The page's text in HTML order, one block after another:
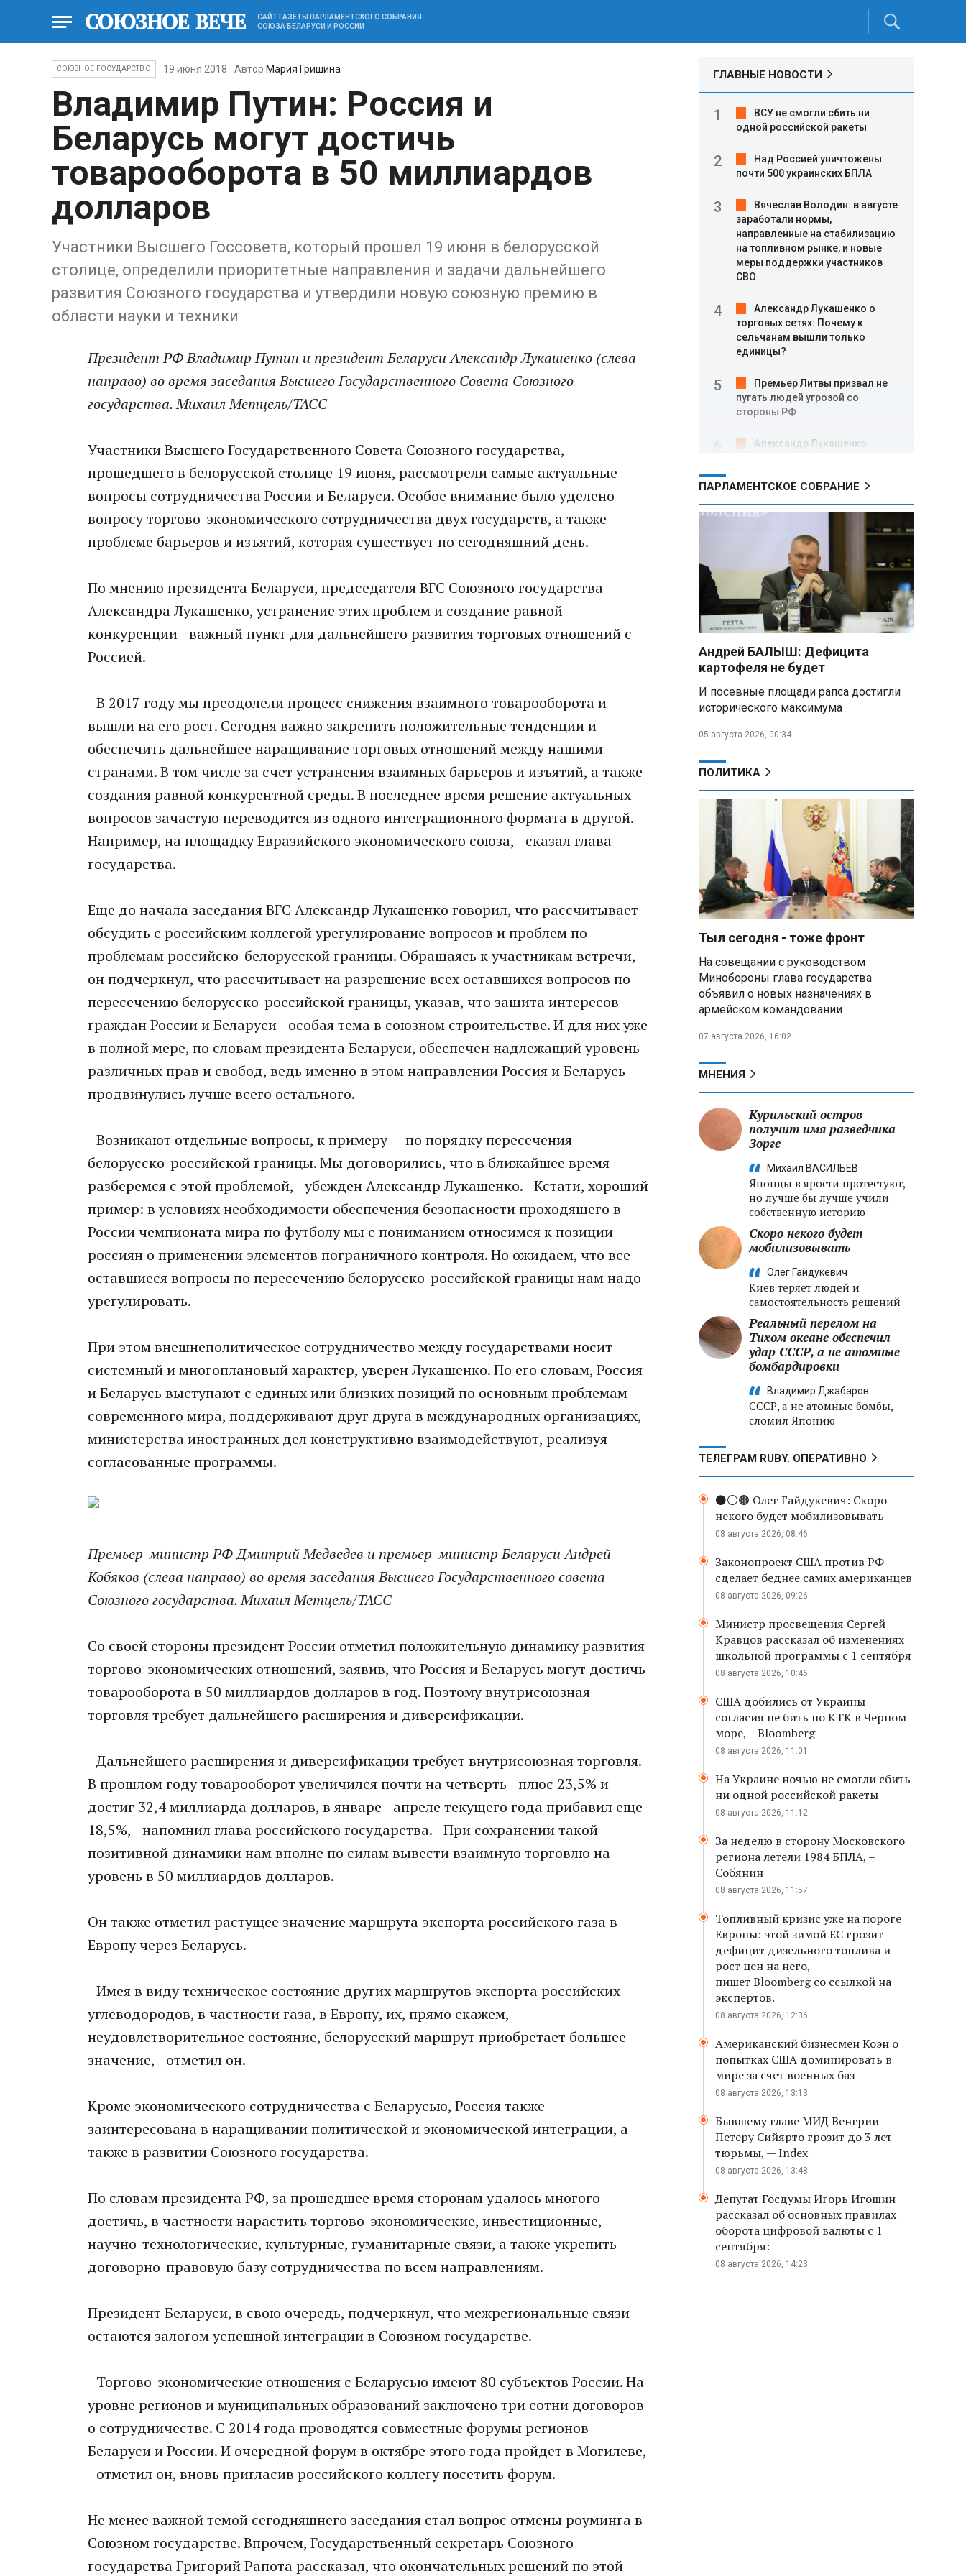
САЙТ ГАЗЕТЫ ПАРЛАМЕНТСКОГО СОБРАНИЯ
СОЮЗА БЕЛАРУСИ И РОССИИ
СОЮЗНОЕ ГОСУДАРСТВО 19 июня 2018 Автор Мария Гришина
Владимир Путин: Россия и
Беларусь могут достичь
товарооборота в 50 миллиардов
долларов
Участники Высшего Госсовета, который прошел 19 июня в белорусской
столице, определили приоритетные направления и задачи дальнейшего
развития Союзного государства и утвердили новую союзную премию в
области науки и техники
Президент РФ Владимир Путин и президент Беларуси Александр Лукашенко (слева
направо) во время заседания Высшего Государственного Совета Союзного
государства. Михаил Метцель/ТАСС
Участники Высшего Государственного Совета Союзного государства,
прошедшего в белорусской столице 19 июня, рассмотрели самые актуальные
вопросы сотрудничества России и Беларуси. Особое внимание было уделено
вопросу торгово-экономического сотрудничества двух государств, а также
проблеме барьеров и изъятий, которая существует по сегодняшний день.
По мнению президента Беларуси, председателя ВГС Союзного государства
Александра Лукашенко, устранение этих проблем и создание равной
конкуренции - важный пункт для дальнейшего развития торговых отношений с
Россией.
- В 2017 году мы преодолели процесс снижения взаимного товарооборота и
вышли на его рост. Сегодня важно закрепить положительные тенденции и
обеспечить дальнейшее наращивание торговых отношений между нашими
странами. В том числе за счет устранения взаимных барьеров и изъятий, а также
создания равной конкурентной среды. В последнее время решение актуальных
вопросов зачастую переводится из одного интеграционного формата в другой.
Например, на площадку Евразийского экономического союза, - сказал глава
государства.
Еще до начала заседания ВГС Александр Лукашенко говорил, что рассчитывает
обсудить с российским коллегой урегулирование вопросов и проблем по
проблемам российско-белорусской границы. Обращаясь к участникам встречи,
он подчеркнул, что рассчитывает на разрешение всех оставшихся вопросов по
пересечению белорусско-российской границы, указав, что защита интересов
граждан России и Беларуси - особая тема в союзном строительстве. И для них уже
в полной мере, по словам президента Беларуси, обеспечен надлежащий уровень
различных прав и свобод, ведь именно в этом направлении Россия и Беларусь
продвинулись лучше всего остального.
- Возникают отдельные вопросы, к примеру — по порядку пересечения
белорусско-российской границы. Мы договорились, что в ближайшее время
разберемся с этой проблемой, - убежден Александр Лукашенко. - Кстати, хороший
пример: в условиях необходимости обеспечения безопасности проходящего в
России чемпионата мира по футболу мы с пониманием относимся к позиции
россиян о применении элементов пограничного контроля. Но ожидаем, что все
оставшиеся вопросы по пересечению белорусско-российской границы нам надо
урегулировать.
При этом внешнеполитическое сотрудничество между государствами носит
системный и многоплановый характер, уверен Лукашенко. По его словам, Россия
и Беларусь выступают с единых или близких позиций по основным проблемам
современного мира, поддерживают друг друга в международных организациях,
министерства иностранных дел конструктивно взаимодействуют, реализуя
согласованные программы.
Премьер-министр РФ Дмитрий Медведев и премьер-министр Беларуси Андрей
Кобяков (слева направо) во время заседания Высшего Государственного совета
Союзного государства. Михаил Метцель/ТАСС
Со своей стороны президент России отметил положительную динамику развития
торгово-экономических отношений, заявив, что Россия и Беларусь могут достичь
товарооборота в 50 миллиардов долларов в год. Поэтому внутрисоюзная
торговля требует дальнейшего расширения и диверсификации.
- Дальнейшего расширения и диверсификации требует внутрисоюзная торговля.
В прошлом году товарооборот увеличился почти на четверть - плюс 23,5% и
достиг 32,4 миллиарда долларов, в январе - апреле текущего года прибавил еще
18,5%, - напомнил глава российского государства. - При сохранении такой
позитивной динамики нам вполне по силам вывести взаимную торговлю на
уровень в 50 миллиардов долларов.
Он также отметил растущее значение маршрута экспорта российского газа в
Европу через Беларусь.
- Имея в виду техническое состояние других маршрутов экспорта российских
углеводородов, в частности газа, в Европу, их, прямо скажем,
неудовлетворительное состояние, белорусский маршрут приобретает большее
значение, - отметил он.
Кроме экономического сотрудничества с Беларусью, Россия также
заинтересована в наращивании политической и экономической интеграции, а
также в развитии Союзного государства.
По словам президента РФ, за прошедшее время сторонам удалось многого
достичь, в частности нарастить торгово-экономические, инвестиционные,
научно-технологические, культурные, гуманитарные связи, а также укрепить
договорно-правовую базу сотрудничества по всем направлениям.
Президент Беларуси, в свою очередь, подчеркнул, что межрегиональные связи
остаются залогом успешной интеграции в Союзном государстве.
- Торгово-экономические отношения с Беларусью имеют 80 субъектов России. На
уровне регионов и муниципальных образований заключено три сотни договоров
о сотрудничестве. С 2014 года проводятся совместные форумы регионов
Беларуси и России. И очередной форум в октябре этого года пройдет в Могилеве,
- отметил он, вновь пригласив российского коллегу посетить форум.
Не менее важной темой сегодняшнего заседания стал вопрос отмены роуминга в
Союзном государстве. Впрочем, Государственный секретарь Союзного
государства Григорий Рапота рассказал, что окончательных решений по этой
ГЛАВНЫЕ НОВОСТИ
ВСУ не смогли сбить ни
одной российской ракеты
Над Россией уничтожены
почти 500 украинских БПЛА
Вячеслав Володин: в августе
заработали нормы,
направленные на стабилизацию
на топливном рынке, и новые
меры поддержки участников
СВО
Александр Лукашенко о
торговых сетях: Почему к
сельчанам вышли только
единицы?
Премьер Литвы призвал не
пугать людей угрозой со
стороны РФ
Александр Лукашенко
НАТО
В Белгородской области при
новых атаках ВСУ пострадали
еще четыре человека
Александр Лукашенко о
работе Белкоопсоюза: «Если это
так, это жуть»
самых популярных зарубежных
городов у российских туристов
Минобороны РФ: при
освобождении Анискино ВСУ
военных сдалась в плен
Александр Лукашенко:
Россияне «услышали батьку» и
скупают пустующие дома в
белорусских деревнях
Алесандр Лукашенко назвал
работу сельской торговли
«неудовлетворительной» и
возмутился «просрочкой и
тухлятиной»
Владимир Путин обсудил с
меры по защите инфраструктуры
от терактов
Минобороны РФ: «Искандер»
ВСУ в Днепропетровской
e‑торговле, биржевому рынку и
ученым званиям
ПАРЛАМЕНТСКОЕ СОБРАНИЕ
Андрей БАЛЫШ: Дефицита
картофеля не будет
И посевные площади рапса достигли
исторического максимума
05 августа 2026, 00:34
ПОЛИТИКА
Тыл сегодня - тоже фронт
На совещании с руководством
Минобороны глава государства
объявил о новых назначениях в
армейском командовании
07 августа 2026, 16:02
МНЕНИЯ
Курильский остров
получит имя разведчика
Зорге
Михаил ВАСИЛЬЕВ
Японцы в ярости протестуют,
но лучше бы лучше учили
собственную историю
Скоро некого будет
мобилизовывать
Олег Гайдукевич
Киев теряет людей и
самостоятельность решений
Реальный перелом на
Тихом океане обеспечил
удар СССР, а не атомные
бомбардировки
Владимир Джабаров
СССР, а не атомные бомбы,
сломил Японию
ТЕЛЕГРАМ RUBY. ОПЕРАТИВНО
⚫️⚪️🟤 Олег Гайдукевич: Скоро
некого будет мобилизовывать
08 августа 2026, 08:46
Законопроект США против РФ
сделает беднее самих американцев
08 августа 2026, 09:26
Министр просвещения Сергей
Кравцов рассказал об изменениях
школьной программы с 1 сентября
08 августа 2026, 10:46
США добились от Украины
согласия не бить по КТК в Черном
море, – Bloomberg
08 августа 2026, 11:01
На Украине ночью не смогли сбить
ни одной российской ракеты
08 августа 2026, 11:12
За неделю в сторону Московского
региона летели 1984 БПЛА, –
Собянин
08 августа 2026, 11:57
Топливный кризис уже на пороге
Европы: этой зимой ЕС грозит
дефицит дизельного топлива и
рост цен на него,
пишет Bloomberg со ссылкой на
экспертов.
08 августа 2026, 12:36
Американский бизнесмен Коэн о
попытках США доминировать в
мире за счет военных баз
08 августа 2026, 13:13
Бывшему главе МИД Венгрии
Петеру Сийярто грозит до 3 лет
тюрьмы, — Index
08 августа 2026, 13:48
Депутат Госдумы Игорь Игошин
рассказал об основных правилах
оборота цифровой валюты с 1
сентября:
08 августа 2026, 14:23